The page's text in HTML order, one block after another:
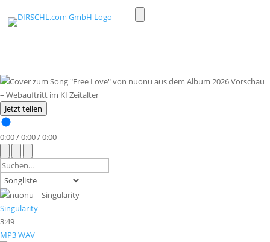
light/dark
Jetzt teilen
0:00/0:00/0:00
Singularity
3:49
MP3WAV